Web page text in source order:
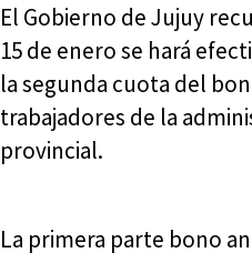
El Gobierno de Jujuy
15 de enero se hará
la segunda cuota del
trabajadores de la
provincial.
La primera parte bono